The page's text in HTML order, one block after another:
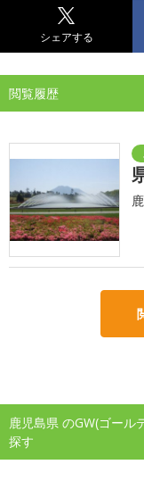
シェアする
閲覧履歴
鹿児島県 のGW(ゴール
探す